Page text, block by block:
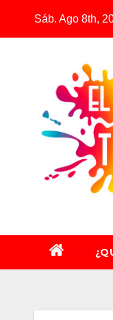
Sáb. Ago 8th,